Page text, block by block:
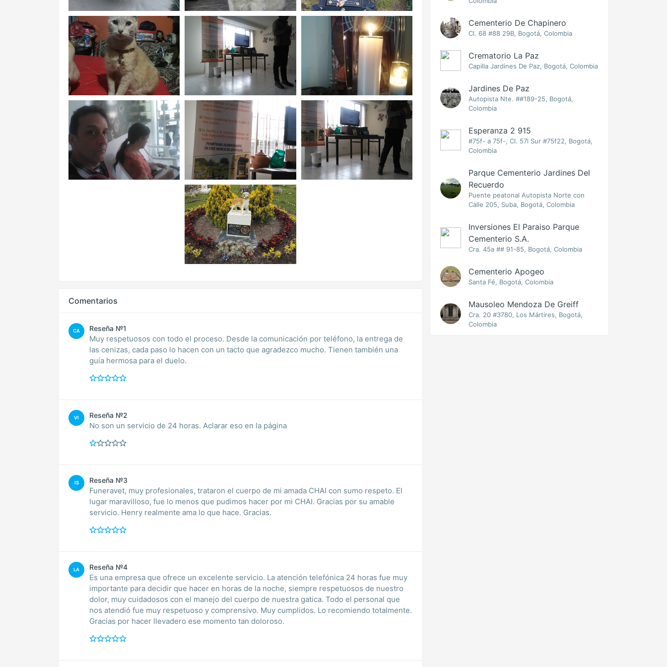
Comentarios
CA Reseña №1
Muy respetuosos con todo el proceso. Desde la comunicación por teléfono, la entrega de
las cenizas, cada paso lo hacen con un tacto que agradezco mucho. Tienen también una
guía hermosa para el duelo.
VI Reseña №2
No son un servicio de 24 horas. Aclarar eso en la página
IS Reseña №3
Funeravet, muy profesionales, trataron el cuerpo de mi amada CHAI con sumo respeto. El
lugar maravilloso, fue lo menos que pudimos hacer por mi CHAI. Gracias por su amable
servicio. Henry realmente ama lo que hace. Gracias.
LA Reseña №4
Es una empresa que ofrece un excelente servicio. La atención telefónica 24 horas fue muy
importante para decidir que hacer en horas de la noche, siempre respetuosos de nuestro
dolor, muy cuidadosos con el manejo del cuerpo de nuestra gatica. Todo el personal que
nos atendió fue muy respetuoso y comprensivo. Muy cumplidos. Lo recomiendo totalmente.
Gracias por hacer llevadero ese momento tan doloroso.
Cementerio De Chapinero
Cl. 68 #88 29B, Bogotá, Colombia
Crematorio La Paz
Capilla Jardines De Paz, Bogotá, Colombia
Jardines De Paz
Autopista Nte. ##189-25, Bogotá,
Colombia
Esperanza 2 915
#75f- a 75f-, Cl. 57l Sur #75f22, Bogotá,
Colombia
Parque Cementerio Jardines Del
Recuerdo
Puente peatonal Autopista Norte con
Calle 205, Suba, Bogotá, Colombia
Inversiones El Paraiso Parque
Cementerio S.A.
Cra. 45a ## 91-85, Bogotá, Colombia
Cementerio Apogeo
Santa Fé, Bogotá, Colombia
Mausoleo Mendoza De Greiff
Cra. 20 #3780, Los Mártires, Bogotá,
Colombia